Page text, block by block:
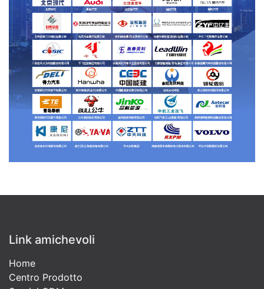
Link amichevoli
Home
Centro Prodotto